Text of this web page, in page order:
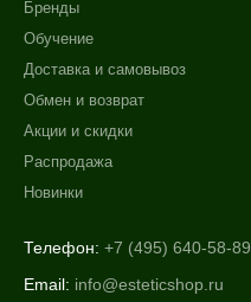
Бренды
Обучение
Доставка и самовывоз
Обмен и возврат
Акции и скидки
Распродажа
Новинки
Телефон: +7 (495) 640-58-89
Email: info@esteticshop.ru